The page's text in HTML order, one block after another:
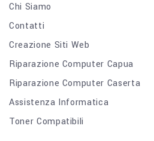
Chi Siamo
Contatti
Creazione Siti Web
Riparazione Computer Capua
Riparazione Computer Caserta
Assistenza Informatica
Toner Compatibili